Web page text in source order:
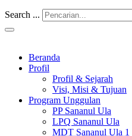
Search ...
Beranda
Profil
Profil & Sejarah
Visi, Misi & Tujuan
Program Unggulan
PP Sananul Ula
LPQ Sananul Ula
MDT Sananul Ula 1